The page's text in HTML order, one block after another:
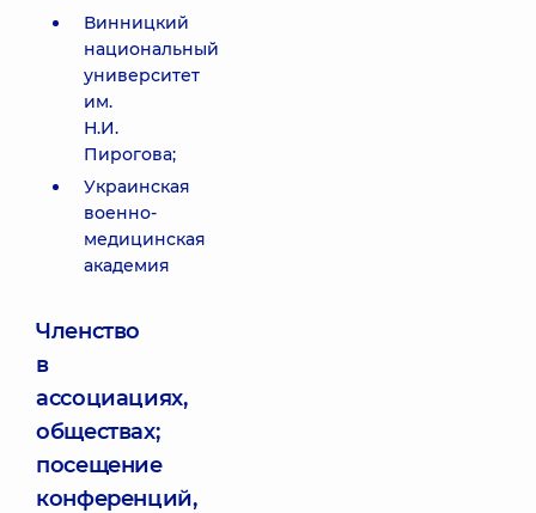
Винницкий
национальный
университет
им.
Н.И.
Пирогова;
Украинская
военно-
медицинская
академия
Членство
в
ассоциациях,
обществах;
посещение
конференций,